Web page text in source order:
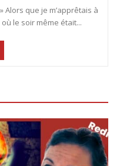
Alors que je m’apprêtais à
le soir même était...